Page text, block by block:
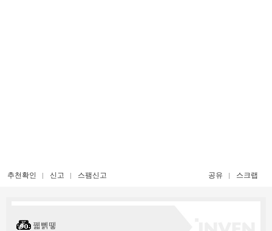
추천확인 신고 스팸신고 공유 스크랩
꿻뻵뗗